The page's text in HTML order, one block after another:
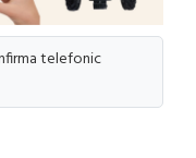
telefonic